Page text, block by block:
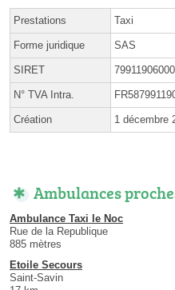
Prestations Taxi
Forme juridique SAS
SIRET
N° TVA Intra.
Création 1 décembre
Ambulances
Ambulance Taxi le Noc
Rue de la Republique
885 mètres
Etoile Secours
Saint-Savin